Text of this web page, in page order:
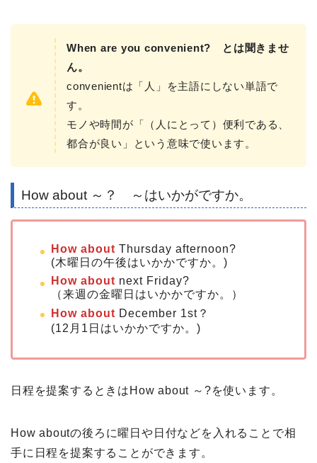
When are you convenient? とは聞きませ
ん。
convenientは「人」を主語にしない単語で
す。
モノや時間が「（人にとって）便利である、
都合が良い」という意味で使います。
How about ～？ ～はいかがですか。
How about Thursday afternoon?
(木曜日の午後はいかかですか。)
How about next Friday?
（来週の金曜日はいかかですか。）
How about December 1st？
(12月1日はいかかですか。)
日程を提案するときはHow about ～?を使います。
How aboutの後ろに曜日や日付などを入れることで相
手に日程を提案することができます。